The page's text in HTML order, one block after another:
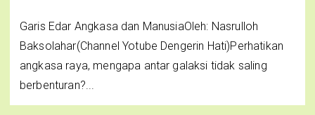
Garis Edar Angkasa dan ManusiaOleh: Nasrulloh
Baksolahar(Channel Yotube Dengerin Hati)Perhatikan
angkasa raya, mengapa antar galaksi tidak saling
berbenturan?...